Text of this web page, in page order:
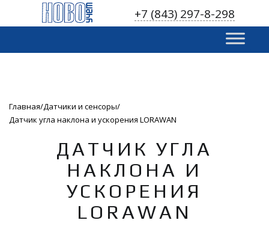
+7 (843) 297-8-298
Главная Датчики и сенсоры
Датчик угла наклона и ускорения LORAWAN
ДАТЧИК УГЛА
НАКЛОНА И
УСКОРЕНИЯ
LORAWAN